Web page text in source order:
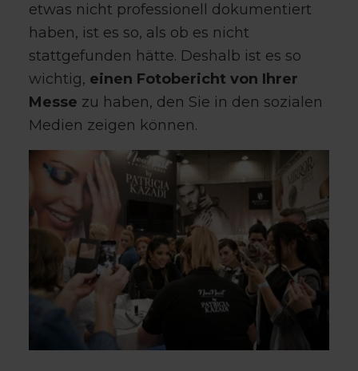
etwas nicht professionell dokumentiert
haben, ist es so, als ob es nicht
stattgefunden hätte. Deshalb ist es so
wichtig, einen Fotobericht von Ihrer
Messe zu haben, den Sie in den sozialen
Medien zeigen können.